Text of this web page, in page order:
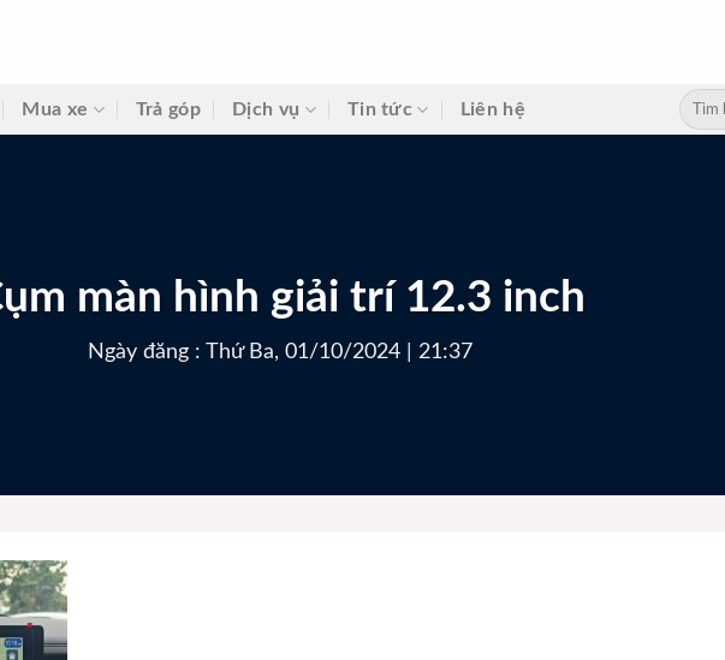
Mua xe Trả góp Dịch vụ Tin tức Liên hệ
Tìm
kiếm:
màn hình giải trí 12.3 inch
Ngày đăng : Thứ Ba, 01/10/2024 | 21:37